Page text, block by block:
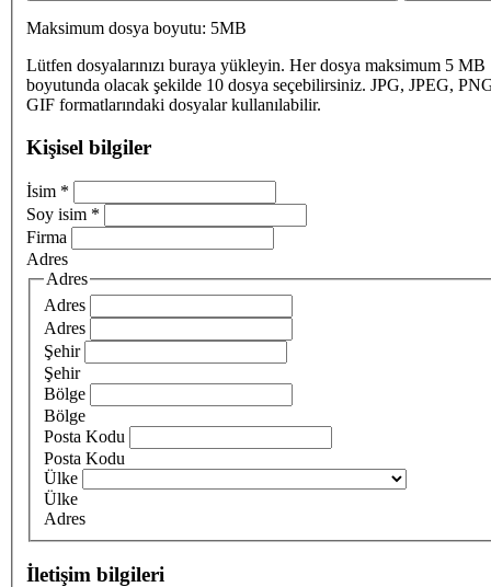
Maksimum dosya boyutu: 5MB
Lütfen dosyalarınızı buraya yükleyin. Her dosya maksimum 5 MB
boyutunda olacak şekilde 10 dosya seçebilirsiniz. JPG, JPEG,
GIF formatlarındaki dosyalar kullanılabilir.
Kişisel bilgiler
İsim *
Soy isim *
Firma
Adres
Adres
Adres
Adres
Şehir
Şehir
Bölge
Bölge
Posta Kodu
Posta Kodu
Ülke
Ülke
Adres
İletişim bilgileri